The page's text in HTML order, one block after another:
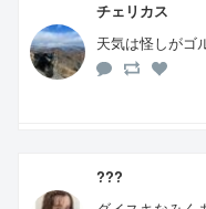
チェリカス
天気は怪しがゴ
???